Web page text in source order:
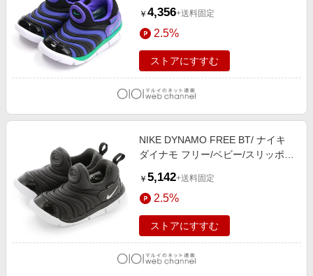
￥ 4,356+送料固定
2.5%
ストアにすすむ
NIKE DYNAMO FREE BT/ ナイキ
ダイナモ フリー/ベビー/スリッポン
￥ 5,142+送料固定
2.5%
ストアにすすむ